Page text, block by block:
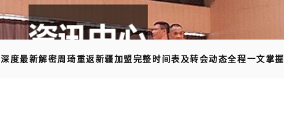
深度最新解密周琦重返新疆加盟完整时间表及转会动态全程一文掌握